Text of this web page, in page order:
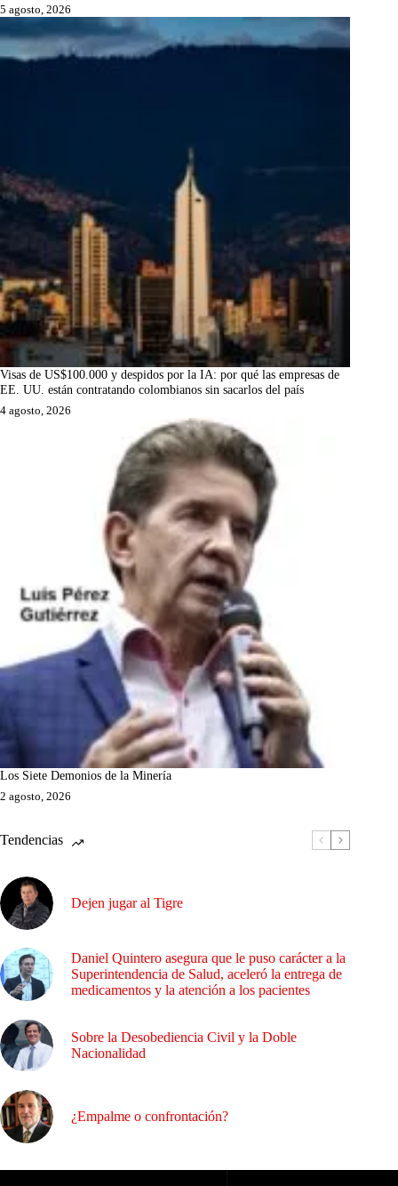
5 agosto, 2026
Visas de US$100.000 y despidos por la IA: por qué las empresas de
EE. UU. están contratando colombianos sin sacarlos del país
4 agosto, 2026
Los Siete Demonios de la Minería
2 agosto, 2026
Tendencias
Dejen jugar al Tigre
Daniel Quintero asegura que le puso carácter a la
Superintendencia de Salud, aceleró la entrega de
medicamentos y la atención a los pacientes
Sobre la Desobediencia Civil y la Doble
Nacionalidad
¿Empalme o confrontación?